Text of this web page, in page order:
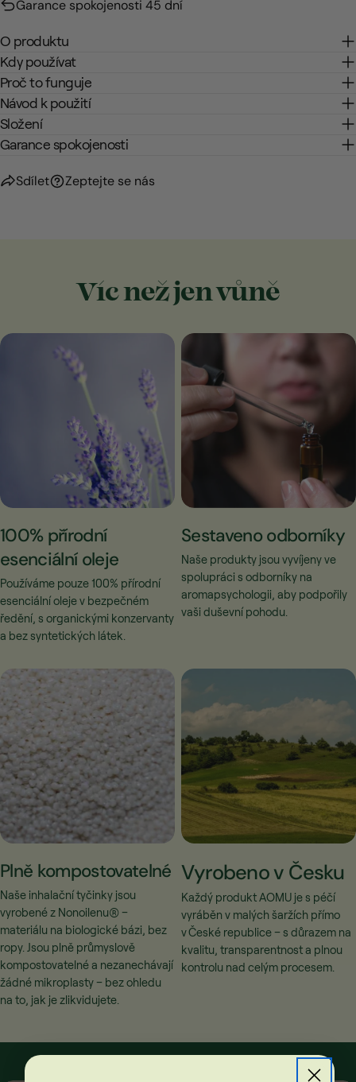
Garance spokojenosti 45 dní
O produktu
Kdy používat
Proč to funguje
Návod k použití
Složení
Garance spokojenosti
Sdílet Zeptejte se nás
Víc než jen vůně
100% přírodní
esenciální oleje
Používáme pouze 100% přírodní
esenciální oleje v bezpečném
ředění, s organickými konzervanty
a bez syntetických látek.
Sestaveno odborníky
Naše produkty jsou vyvíjeny ve
spolupráci s odborníky na
aromapsychologii, aby podpořily
vaši duševní pohodu.
Plně kompostovatelné
Naše inhalační tyčinky jsou
vyrobené z Nonoilenu® –
materiálu na biologické bázi, bez
ropy. Jsou plně průmyslově
kompostovatelné a nezanechávají
žádné mikroplasty – bez ohledu
na to, jak je zlikvidujete.
Vyrobeno v Česku
Každý produkt AOMU je s péčí
vyráběn v malých šaržích přímo
v České republice – s důrazem na
kvalitu, transparentnost a plnou
kontrolu nad celým procesem.